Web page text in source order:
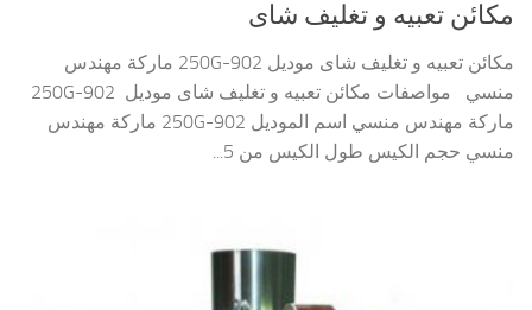
مكائن تعبيه و تغليف شاى
مكائن تعبيه و تغليف شاى موديل 902-250G ماركة مهندس
منسي مواصفات مكائن تعبيه و تغليف شاى موديل 902-250G
ماركة مهندس منسي اسم الموديل 902-250G ماركة مهندس
منسي حجم الكيس طول الكيس من 5...